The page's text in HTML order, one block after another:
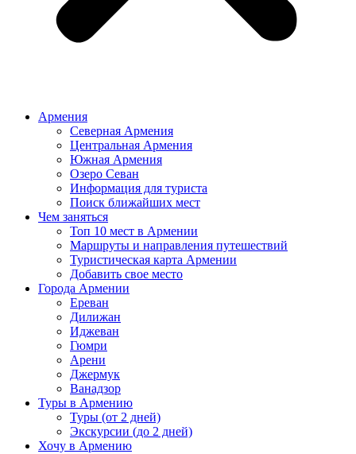
Армения
Северная Армения
Центральная Армения
Южная Армения
Озеро Севан
Информация для туриста
Поиск ближайших мест
Чем заняться
Топ 10 мест в Армении
Маршруты и направления путешествий
Туристическая карта Армении
Добавить свое место
Города Армении
Ереван
Дилижан
Иджеван
Гюмри
Арени
Джермук
Ванадзор
Туры в Армению
Туры (от 2 дней)
Экскурсии (до 2 дней)
Хочу в Армению